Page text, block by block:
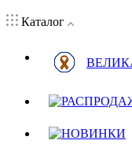
Каталог